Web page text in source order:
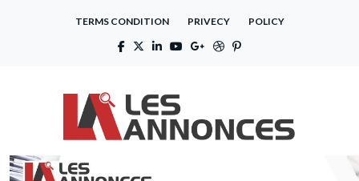
TERMS CONDITION PRIVECY POLICY